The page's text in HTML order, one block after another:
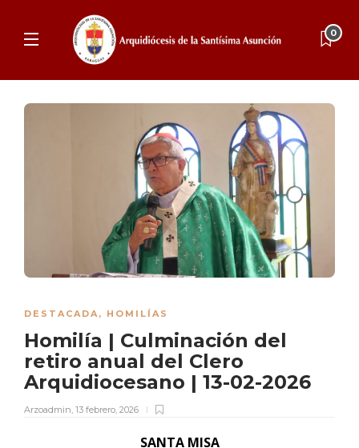
0
DESTACADA, HOMILÍAS
Homilía | Culminación del
retiro anual del Clero
Arquidiocesano | 13-02-2026
Arzoadmin, 13 febrero, 2026
SANTA MISA